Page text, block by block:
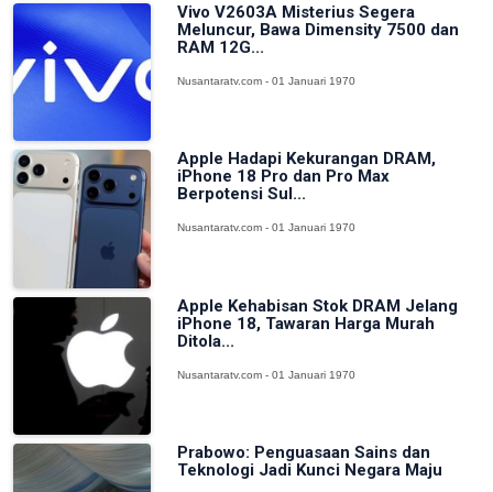
Vivo V2603A Misterius Segera
Meluncur, Bawa Dimensity 7500 dan
RAM 12G...
Nusantaratv.com - 01 Januari 1970
Apple Hadapi Kekurangan DRAM,
iPhone 18 Pro dan Pro Max
Berpotensi Sul...
Nusantaratv.com - 01 Januari 1970
Apple Kehabisan Stok DRAM Jelang
iPhone 18, Tawaran Harga Murah
Ditola...
Nusantaratv.com - 01 Januari 1970
Prabowo: Penguasaan Sains dan
Teknologi Jadi Kunci Negara Maju